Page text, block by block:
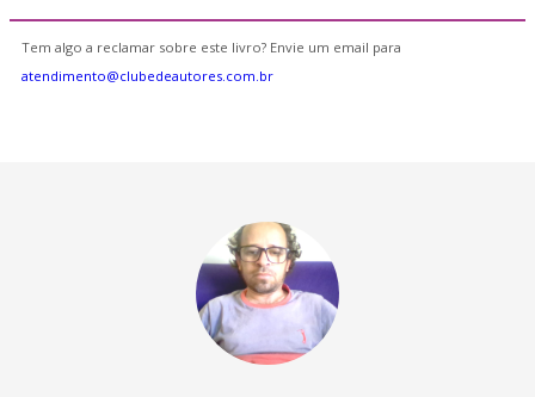
Tem algo a reclamar sobre este livro? Envie um email para
atendimento@clubedeautores.com.br